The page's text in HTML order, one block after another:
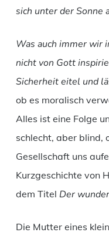
sich unter der Sonne
Was auch immer wir
nicht von Gott
Sicherheit eitel und
ob es moralisch
Alles ist eine Folge
schlecht, aber blind,
Gesellschaft uns
Kurzgeschichte von
dem Titel Der
Die Mutter eines